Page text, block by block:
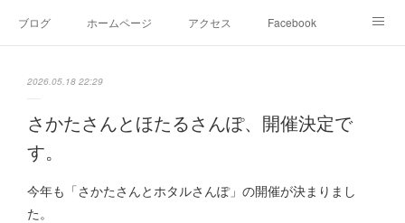
ブログ ホームページ アクセス Facebook
2026.05.18 22:29
さかたさんとほたるさんぽ、開催決定で
す。
今年も「さかたさんとホタルさんぽ」の開催が決まりまし
た。